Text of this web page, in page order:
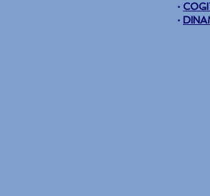
·
·